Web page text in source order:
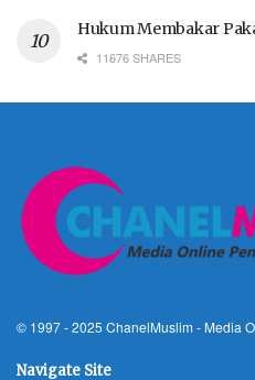
Hukum Membakar
11676 SHARES
© 1997 - 2025 ChanelMuslim - Media
Navigate Site